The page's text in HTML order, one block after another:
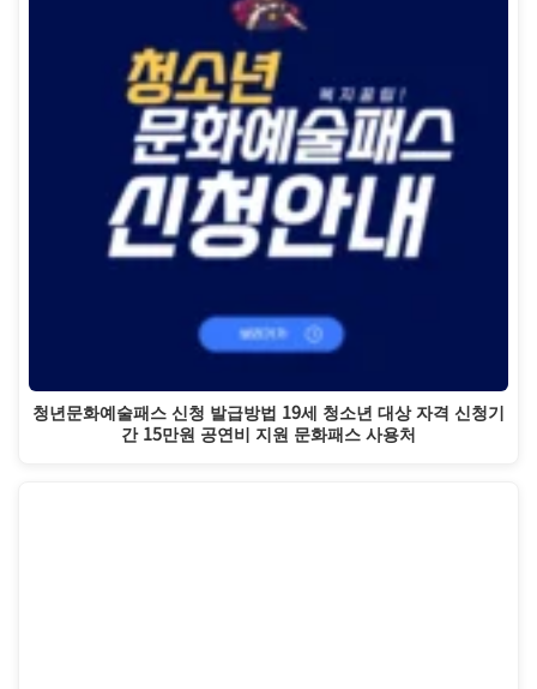
청년문화예술패스 신청 발급방법 19세 청소년 대상 자격 신청기
간 15만원 공연비 지원 문화패스 사용처